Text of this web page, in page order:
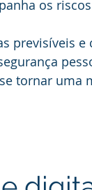
os
previsíveis
tornar uma